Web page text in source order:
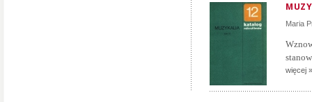
Maria
więcej »